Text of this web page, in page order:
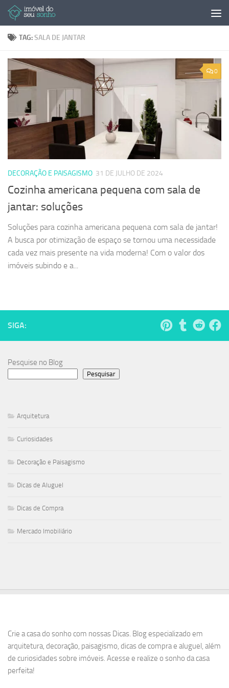
Skip to content
TAG:SALA DE JANTAR
0
DECORAÇÃO E PAISAGISMO 31 DE JULHO DE 2024
Cozinha americana pequena com sala de
jantar: soluções
Soluções para cozinha americana pequena com sala de jantar!
A busca por otimização de espaço se tornou uma necessidade
cada vez mais presente na vida moderna! Com o valor dos
imóveis subindo e a...
SIGA:
Pesquise no Blog
Pesquisar
Arquitetura
Curiosidades
Decoração e Paisagismo
Dicas de Aluguel
Dicas de Compra
Mercado Imobiliário
Crie a casa do sonho com nossas Dicas. Blog especializado em
arquitetura, decoração, paisagismo, dicas de compra e aluguel, além
de curiosidades sobre imóveis. Acesse e realize o sonho da casa
perfeita!